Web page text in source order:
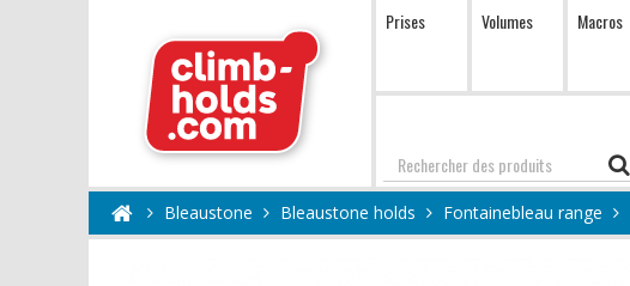
Prises Volumes Macros
Chercher
Bleaustone Bleaustone holds Fontainebleau range